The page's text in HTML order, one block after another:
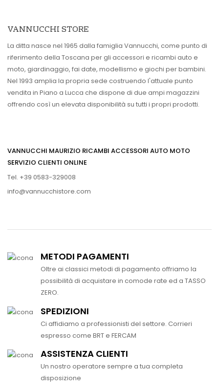
VANNUCCHI STORE
La ditta nasce nel 1965 dalla famiglia Vannucchi, come punto di
riferimento della Toscana per gli accessori e ricambi auto e
moto, giardinaggio, fai date, modellismo e giochi per bambini.
Nel 1993 amplia la propria sede costruendo l'attuale punto
vendita in Piano a Lucca che dispone di due ampi magazzini
offrendo così un elevata disponibilità su tutti i propri prodotti.
VANNUCCHI MAURIZIO RICAMBI ACCESSORI AUTO MOTO
SERVIZIO CLIENTI ONLINE
Tel. +39 0583-329008
info@vannucchistore.com
METODI PAGAMENTI
Oltre ai classici metodi di pagamento offriamo la
possibilità di acquistare in comode rate ed a TASSO
ZERO.
SPEDIZIONI
Ci affidiamo a professionisti del settore. Corrieri
espresso come BRT e FERCAM
ASSISTENZA CLIENTI
Un nostro operatore sempre a tua completa
disposizione